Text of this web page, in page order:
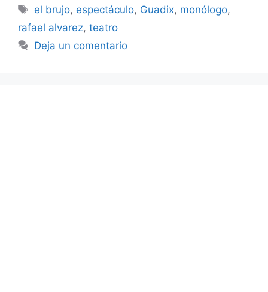
Etiquetas
el brujo, espectáculo, Guadix, monólogo,
rafael alvarez, teatro
Deja un comentario